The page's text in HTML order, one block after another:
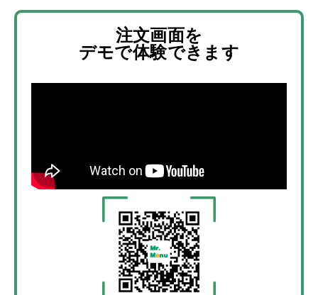
注文画面を
デモで体験できます